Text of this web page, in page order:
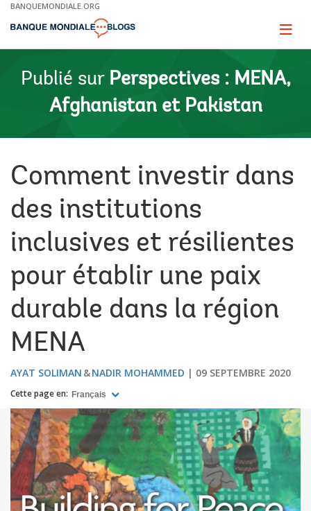
Skip
Main
BANQUEMONDIALE.ORG
Page
Publié sur Perspectives : MENA,
Afghanistan et Pakistan
Comment investir dans
des institutions
inclusives et résilientes
pour établir une paix
durable dans la région
MENA
AYAT SOLIMAN NADIR MOHAMMED 09 SEPTEMBRE 2020
Cette page en: Français